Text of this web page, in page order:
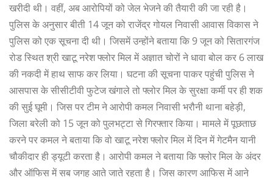
खरीदी थी। वहीं, अब आरोपियों को जेल भेजने की तैयारी की जा रही है।
पुलिस के अनुसार बीती 14 जून को राजेंद्र गोयल निवासी आवास विकास ने
पुलिस को एक सूचना दी थी। जिसमें उन्होंने बताया कि 9 जून को सितारगंज
रोड स्थित श्री खाटू नरेश फ्लोर मिल में अज्ञात चोरों ने धावा बोल कर 6 लाख
की नकदी में हाथ साफ कर लिया। घटना की सूचना पाकर पहुंची पुलिस ने
आसपास के सीसीटीवी फुटेज खंगाले तो फ्लोर मिल के सुरक्षा कर्मी पर ही शक
की सुई घूमी। जिस पर टीम ने आरोपी कमल निवासी भरौनी थाना बहेड़ी,
जिला बरेली को 15 जून को पुलभट्टा से गिरफ्तार किया। मामले में पूछताछ
करने पर कमल ने बताया कि वो खाटू नरेश फ्लोर मिल में दिन में गेटमैन यानी
चौकीदार ही ड्यूटी करता है। आरोपी कमल ने बताया कि फ्लोर मिल के अंदर
और ऑफिस में सब जगह आते जाते रहता है। जिस कारण आफिस में आने